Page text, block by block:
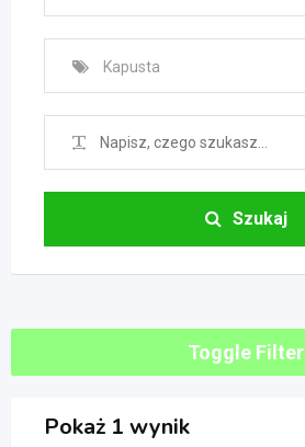
Kapusta
Szukaj
Toggle Filter
Pokaż 1 wynik